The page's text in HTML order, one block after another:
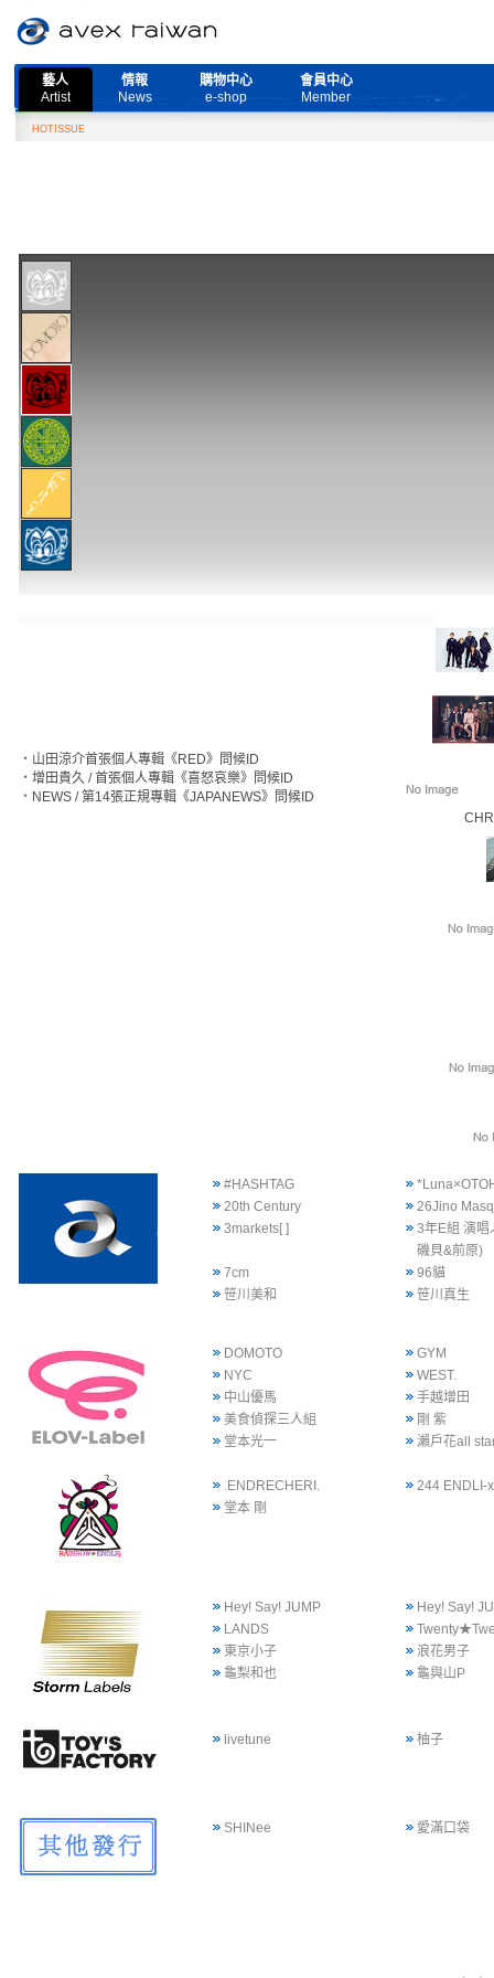
藝人
Artist
情報
News
購物中心
e-shop
會員中心
Member
HOTISSUE
‧ 山田涼介首張個人專輯《RED》問候ID
‧ 增田貴久 / 首張個人專輯《喜怒哀樂》問候ID
‧ NEWS / 第14張正規專輯《JAPANEWS》問候ID
#HASHTAG
20th Century
26Jino
3markets[ ]
3年E組 演唱
磯貝&前原)
7cm
96貓
笹川美和
笹川真生
DOMOTO
GYM
NYC
WEST.
中山優馬
手越增田
美食偵探三人組
剛 紫
堂本光一
瀨戶花all
.ENDRECHERI.
244 ENDLI-x
堂本 剛
Hey! Say! JUMP
Hey! Say!
LANDS
東京小子
浪花男子
龜梨和也
龜與山P
livetune 柚子
SHINee 愛滿口袋